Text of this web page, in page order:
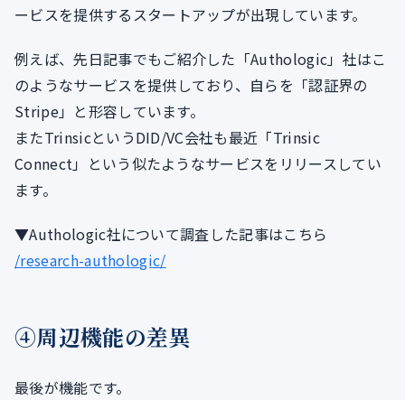
ービスを提供するスタートアップが出現しています。
例えば、先日記事でもご紹介した「Authologic」社はこ
のようなサービスを提供しており、自らを「認証界の
Stripe」と形容しています。
またTrinsicというDID/VC会社も最近「Trinsic
Connect」という似たようなサービスをリリースしてい
ます。
▼Authologic社について調査した記事はこちら
/research-authologic/
④周辺機能の差異
最後が機能です。